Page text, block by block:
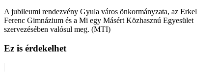
A jubileumi rendezvény Gyula város önkormányzata, az Erkel
Ferenc Gimnázium és a Mi egy Másért Közhasznú Egyesület
szervezésében valósul meg. (MTI)
Ez is érdekelhet